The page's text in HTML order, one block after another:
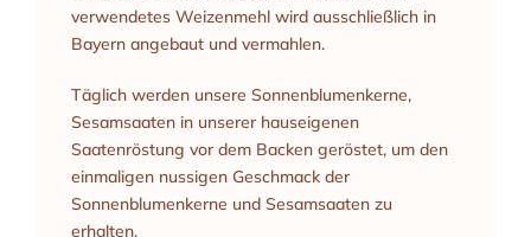
verwendetes Weizenmehl wird ausschließlich in
Bayern angebaut und vermahlen.
Täglich werden unsere Sonnenblumenkerne,
Sesamsaaten in unserer hauseigenen
Saatenröstung vor dem Backen geröstet, um den
einmaligen nussigen Geschmack der
Sonnenblumenkerne und Sesamsaaten zu
erhalten.